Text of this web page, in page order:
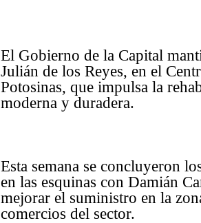
El Gobierno de la Capital
Julián de los Reyes, en el
Potosinas, que impulsa la
moderna y duradera.
Esta semana se concluyeron
en las esquinas con Damián
mejorar el suministro en la
comercios del sector.